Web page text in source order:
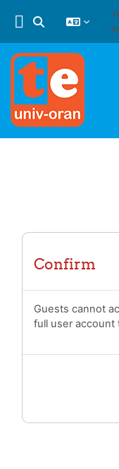
Toggle search
Confirm
Guests cannot
full user account